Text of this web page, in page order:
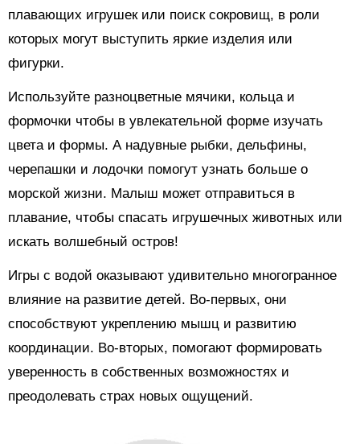
плавающих игрушек или поиск сокровищ, в роли
которых могут выступить яркие изделия или
фигурки.
Используйте разноцветные мячики, кольца и
формочки чтобы в увлекательной форме изучать
цвета и формы. А надувные рыбки, дельфины,
черепашки и лодочки помогут узнать больше о
морской жизни. Малыш может отправиться в
плавание, чтобы спасать игрушечных животных или
искать волшебный остров!
Игры с водой оказывают удивительно многогранное
влияние на развитие детей. Во-первых, они
способствуют укреплению мышц и развитию
координации. Во-вторых, помогают формировать
уверенность в собственных возможностях и
преодолевать страх новых ощущений.